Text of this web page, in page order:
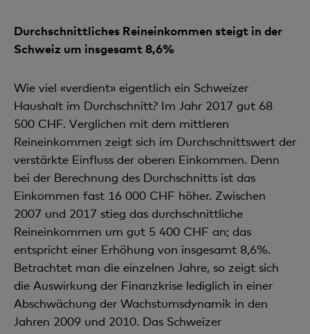
Durchschnittliches Reineinkommen steigt in der
Schweiz um insgesamt 8,6%
Wie viel «verdient» eigentlich ein Schweizer
Haushalt im Durchschnitt? Im Jahr 2017 gut 68
500 CHF. Verglichen mit dem mittleren
Reineinkommen zeigt sich im Durchschnittswert der
verstärkte Einfluss der oberen Einkommen. Denn
bei der Berechnung des Durchschnitts ist das
Einkommen fast 16 000 CHF höher. Zwischen
2007 und 2017 stieg das durchschnittliche
Reineinkommen um gut 5 400 CHF an; das
entspricht einer Erhöhung von insgesamt 8,6%.
Betrachtet man die einzelnen Jahre, so zeigt sich
die Auswirkung der Finanzkrise lediglich in einer
Abschwächung der Wachstumsdynamik in den
Jahren 2009 und 2010. Das Schweizer